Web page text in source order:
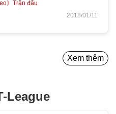
》Trận đấu
2018/01/11
Xem thêm
League